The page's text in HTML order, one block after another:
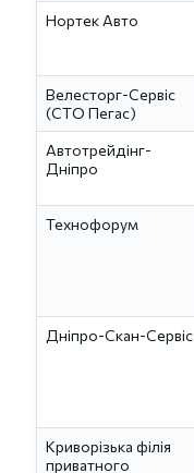
Нортек Авто
Велесторг-Сервіс
(СТО Пегас)
Автотрейдінг-
Дніпро
Технофорум
Дніпро-Скан-Сервіс
Криворізька філія
приватного